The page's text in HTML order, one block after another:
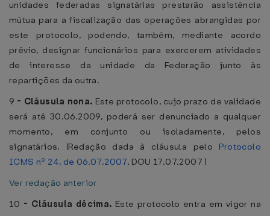
unidades federadas signatárias prestarão assistência
mútua para a fiscalização das operações abrangidas por
este protocolo, podendo, também, mediante acordo
prévio, designar funcionários para exercerem atividades
de interesse da unidade da Federação junto às
repartições da outra.
9 - Cláusula nona. Este protocolo, cujo prazo de validade
será até 30.06.2009, poderá ser denunciado a qualquer
momento, em conjunto ou isoladamente, pelos
signatários. (Redação dada à cláusula pelo Protocolo
ICMS nº 24, de 06.07.2007, DOU 17.07.2007 )
Ver redação anterior
10 - Cláusula décima. Este protocolo entra em vigor na